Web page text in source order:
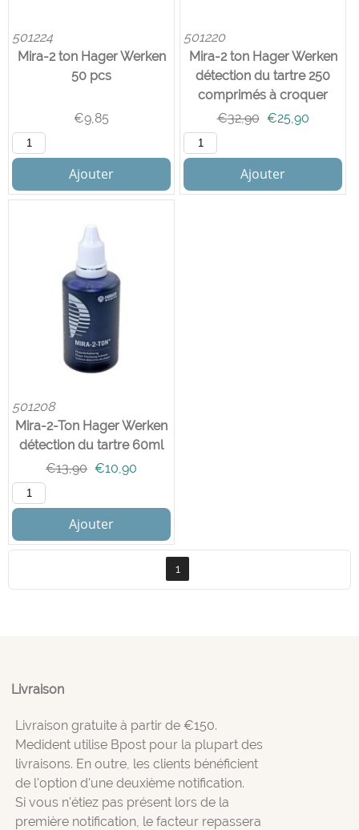
501224
Mira-2 ton Hager Werken
50 pcs
€9,85
Ajouter
501220
Mira-2 ton Hager Werken
détection du tartre 250
comprimés à croquer
€32,90 €25,90
Ajouter
501208
Mira-2-Ton Hager Werken
détection du tartre 60ml
€13,90 €10,90
Ajouter
1
Livraison
Livraison gratuite à partir de €150.
Medident utilise Bpost pour la plupart des
livraisons. En outre, les clients bénéficient
de l'option d'une deuxième notification.
Si vous n'étiez pas présent lors de la
première notification, le facteur repassera